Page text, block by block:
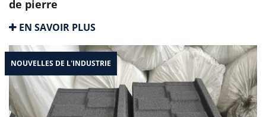
de pierre
EN SAVOIR PLUS
NOUVELLES DE L'INDUSTRIE